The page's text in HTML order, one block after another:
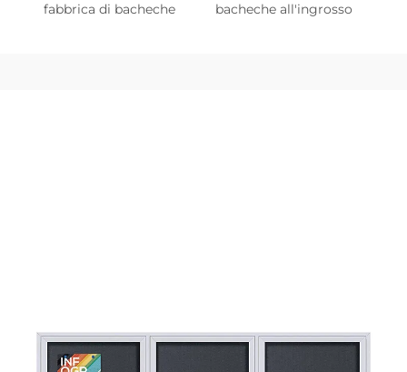
fabbrica di bacheche bacheche all'ingrosso